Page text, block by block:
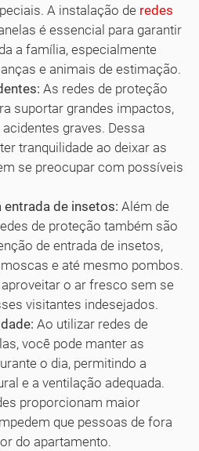
A instalação de redes
é essencial para garantir
a família, especialmente
e animais de estimação.
As redes de proteção
suportar grandes impactos,
graves. Dessa
tranquilidade ao deixar as
se preocupar com possíveis
de insetos: Além de
de proteção também são
de entrada de insetos,
e até mesmo pombos.
o ar fresco sem se
visitantes indesejados.
Ao utilizar redes de
você pode manter as
o dia, permitindo a
e a ventilação adequada.
proporcionam maior
que pessoas de fora
do apartamento.